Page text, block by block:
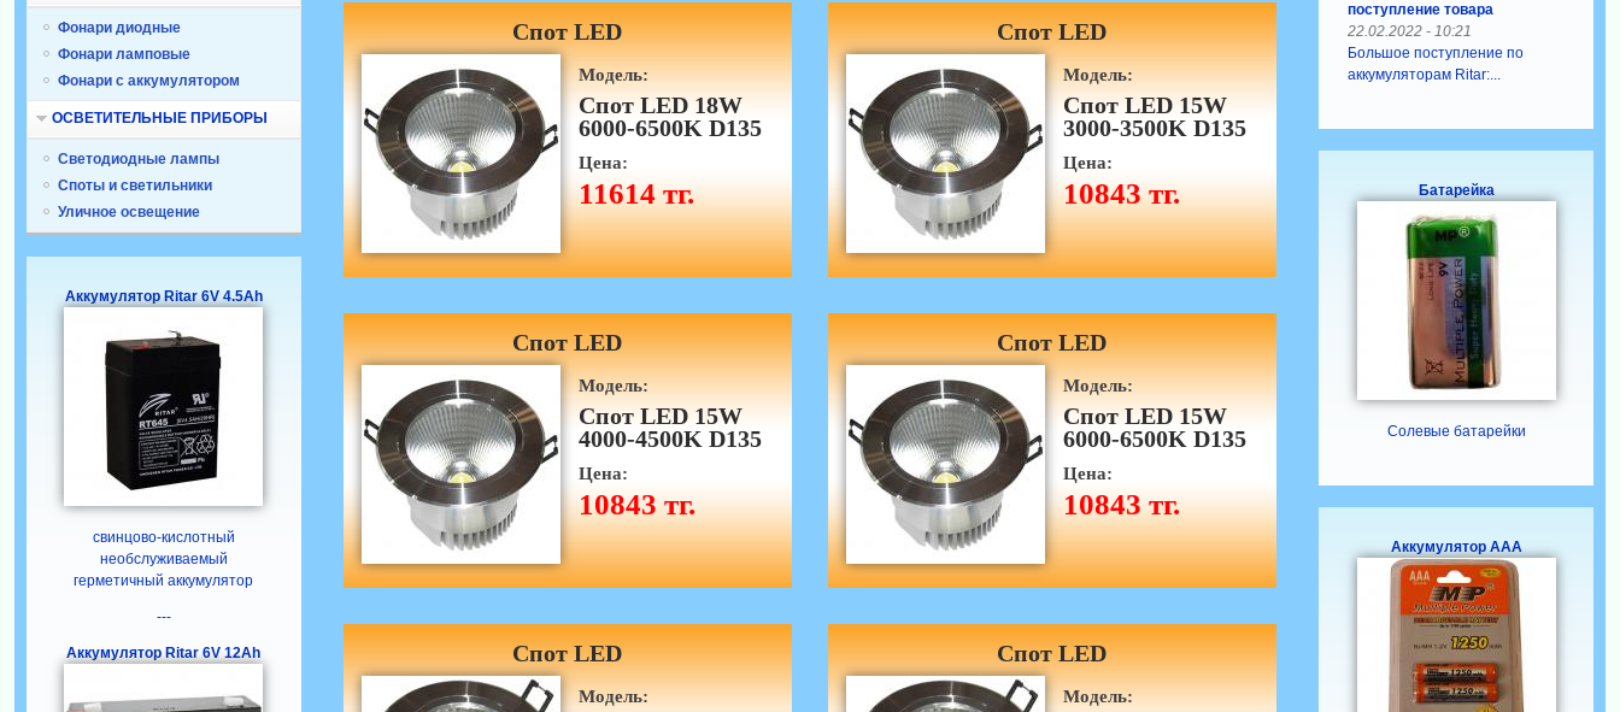
Фонари диодные
Фонари ламповые
Фонари с аккумулятором
ОСВЕТИТЕЛЬНЫЕ ПРИБОРЫ
Светодиодные лампы
Споты и светильники
Уличное освещение
Аккумулятор Ritar 6V 4.5Ah
свинцово-кислотный
необслуживаемый
герметичный аккумулятор
---
Аккумулятор Ritar 6V 12Ah
Спот LED
Модель:
Спот LED 18W
6000-6500K D135
Цена:
11614 тг.
Спот LED
Модель:
Спот LED 15W
3000-3500K D135
Цена:
10843 тг.
Спот LED
Модель:
Спот LED 15W
4000-4500K D135
Цена:
10843 тг.
Спот LED
Модель:
Спот LED 15W
6000-6500K D135
Цена:
10843 тг.
Спот LED
Модель:
Спот LED
Модель:
поступление товара
22.02.2022 - 10:21
Большое поступление по
аккумуляторам Ritar:...
Батарейка
Солевые батарейки
Аккумулятор ААА